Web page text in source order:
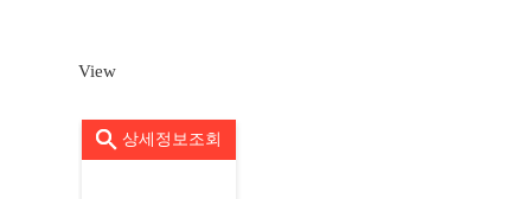
View
상세정보조회